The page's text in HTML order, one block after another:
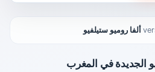
الجديدة في المغرب